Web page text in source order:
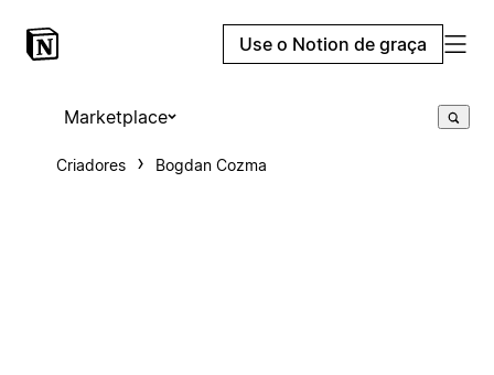
Use o Notion de graça
Marketplace
Criadores Bogdan Cozma